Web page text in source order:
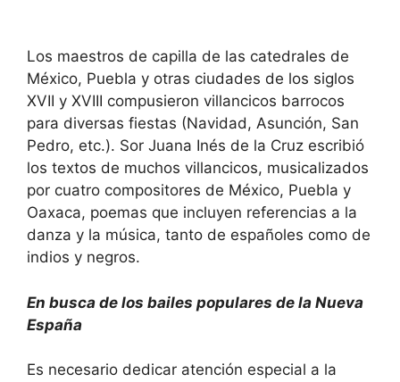
Los maestros de capilla de las catedrales de
México, Puebla y otras ciudades de los siglos
XVII y XVIII compusieron villancicos barrocos
para diversas fiestas (Navidad, Asunción, San
Pedro, etc.). Sor Juana Inés de la Cruz escribió
los textos de muchos villancicos, musicalizados
por cuatro compositores de México, Puebla y
Oaxaca, poemas que incluyen referencias a la
danza y la música, tanto de españoles como de
indios y negros.
En busca de los bailes populares de la Nueva
España
Es necesario dedicar atención especial a la